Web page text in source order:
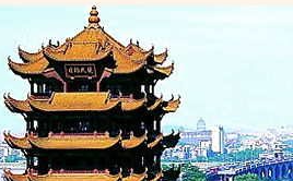
学术活动 社团建设